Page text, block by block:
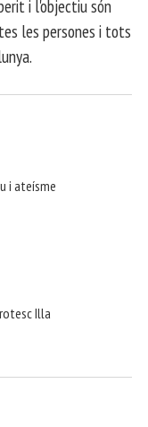
i l'objectiu són
les persones i tots
i ateísme
Illa